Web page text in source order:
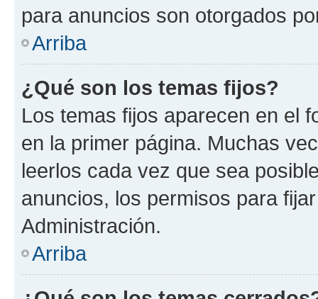
para anuncios son otorgados
Arriba
¿Qué son los temas fijos?
Los temas fijos aparecen en el
en la primer página. Muchas
leerlos cada vez que sea
anuncios, los permisos para
Administración.
Arriba